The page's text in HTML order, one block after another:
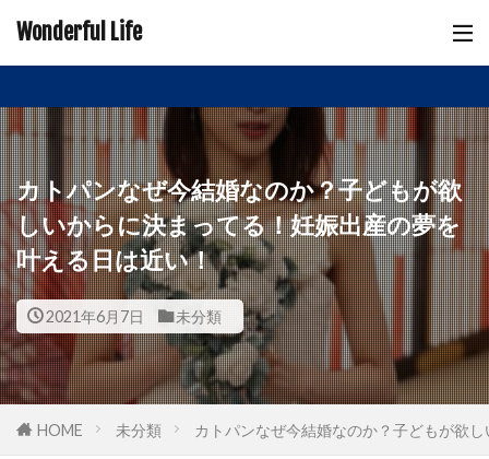
Wonderful Life
カトパンなぜ今結婚なのか？子どもが欲
しいからに決まってる！妊娠出産の夢を
叶える日は近い！
2021年6月7日 未分類
HOME 未分類 カトパンなぜ今結婚なのか？子どもが欲